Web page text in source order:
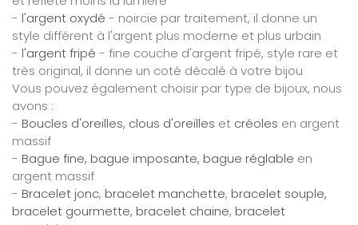
- l'argent oxydé - noircie par traitement, il donne un
style différent à l'argent plus moderne et plus urbain
- l'argent fripé - fine couche d'argent fripé, style rare et
très original, il donne un coté décalé à votre bijou
Vous pouvez également choisir par type de bijoux, nous
avons :
- Boucles d'oreilles, clous d'oreilles et créoles en argent
massif
- Bague fine, bague imposante, bague réglable en
argent massif
- Bracelet jonc, bracelet manchette, bracelet souple,
bracelet gourmette, bracelet chaine, bracelet